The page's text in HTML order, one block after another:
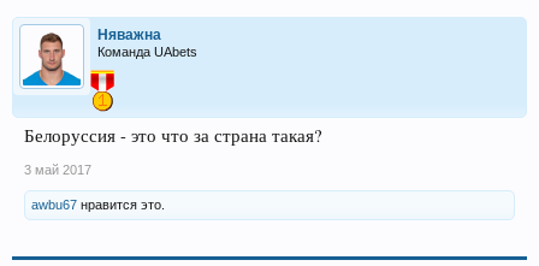
Няважна
Команда UAbets
Белоруссия - это что за страна такая?
3 май 2017
awbu67 нравится это.